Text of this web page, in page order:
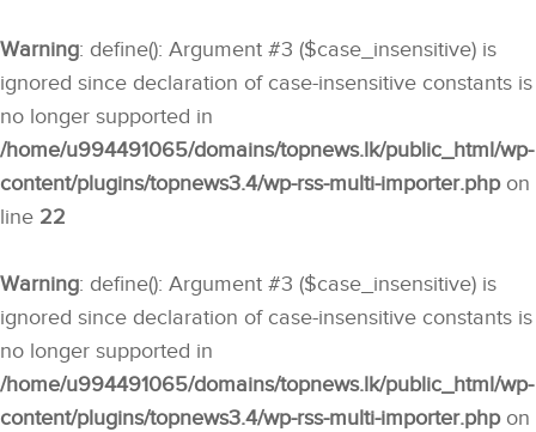
Warning: define(): Argument #3 ($case_insensitive) is
ignored since declaration of case-insensitive constants is
no longer supported in
/home/u994491065/domains/topnews.lk/public_html/wp-
content/plugins/topnews3.4/wp-rss-multi-importer.phpon
line 22
Warning: define(): Argument #3 ($case_insensitive) is
ignored since declaration of case-insensitive constants is
no longer supported in
/home/u994491065/domains/topnews.lk/public_html/wp-
content/plugins/topnews3.4/wp-rss-multi-importer.phpon